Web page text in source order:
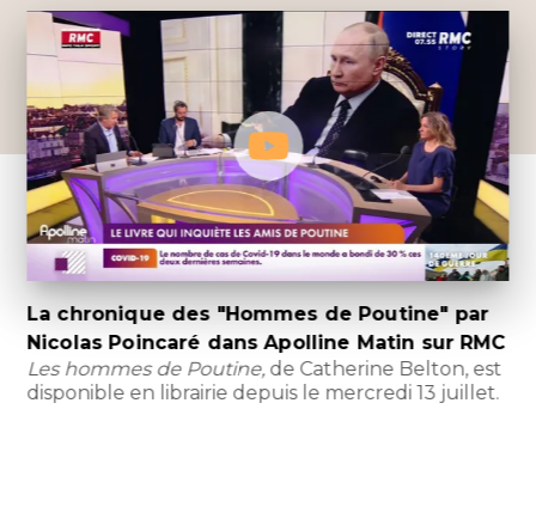
La chronique des "Hommes de Poutine" par
Nicolas Poincaré dans Apolline Matin sur RMC
Les hommes de Poutine, de Catherine Belton, est
disponible en librairie depuis le mercredi 13 juillet.